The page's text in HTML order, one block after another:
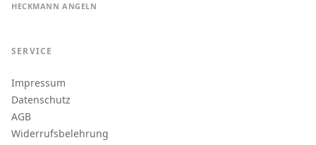
HECKMANN ANGELN
SERVICE
Impressum
Datenschutz
AGB
Widerrufsbelehrung